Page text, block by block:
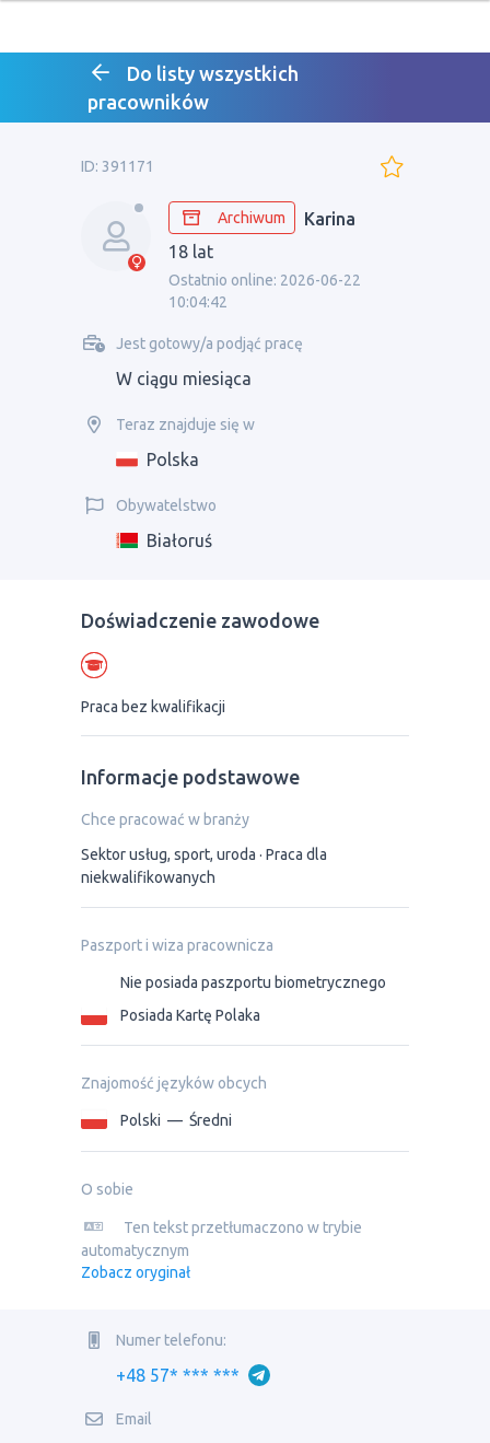
Do listy wszystkich
pracowników
ID: 391171
Archiwum
Karina
18 lat
Ostatnio online: 2026-06-22
10:04:42
Jest gotowy/a podjąć pracę
W ciągu miesiąca
Teraz znajduje się w
Polska
Obywatelstwo
Białoruś
Doświadczenie zawodowe
Praca bez kwalifikacji
Informacje podstawowe
Chce pracować w branży
Sektor usług, sport, uroda
Praca dla
niekwalifikowanych
Paszport i wiza pracownicza
Nie posiada paszportu biometrycznego
Posiada Kartę Polaka
Znajomość języków obcych
Polski — Średni
O sobie
Ten tekst przetłumaczono w trybie
automatycznym
Zobacz oryginał
Numer telefonu:
+48 57* *** ***
Email